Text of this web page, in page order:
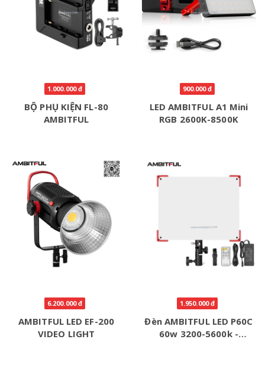
1.000.000 đ
BỘ PHỤ KIỆN FL-80
AMBITFUL
900.000 đ
LED AMBITFUL A1 Mini
RGB 2600K-8500K
6.200.000 đ
AMBITFUL LED EF-200
VIDEO LIGHT
1.950.000 đ
Đèn AMBITFUL LED P60C
60w 3200-5600k -